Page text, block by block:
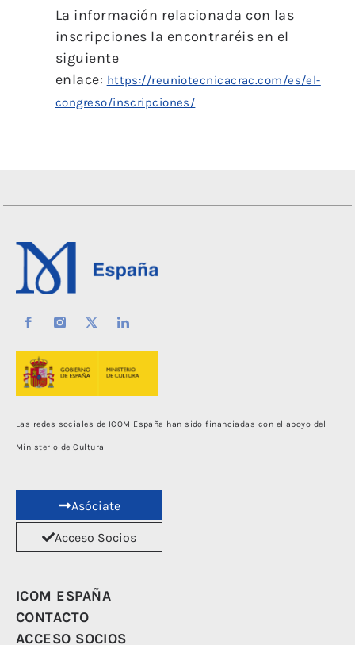
La información relacionada con las
inscripciones la encontraréis en el
siguiente
enlace: https://reuniotecnicacrac.com/es/el-
congreso/inscripciones/
Las redes sociales de ICOM España han sido financiadas con el apoyo del
Ministerio de Cultura
Asóciate
Acceso Socios
ICOM ESPAÑA
CONTACTO
ACCESO SOCIOS